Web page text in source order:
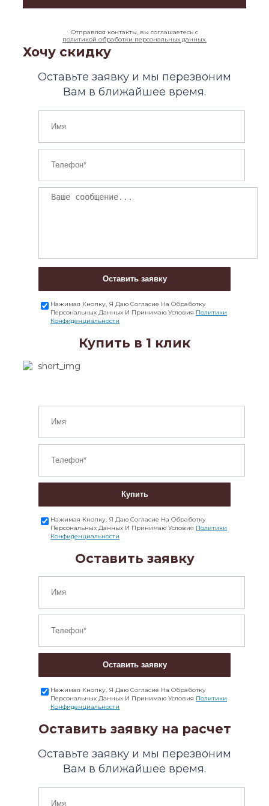
Отправляя контакты, вы соглашаетесь с
политикой обработки персональных данных.
Хочу скидку
Оставьте заявку и мы перезвоним
Вам в ближайшее время.
Оставить заявку
Нажимая Кнопку, Я Даю Согласие На Обработку
Персональных Данных И Принимаю Условия Политики
Конфиденциальности
Купить в 1 клик
Купить
Нажимая Кнопку, Я Даю Согласие На Обработку
Персональных Данных И Принимаю Условия Политики
Конфиденциальности
Оставить заявку
Оставить заявку
Нажимая Кнопку, Я Даю Согласие На Обработку
Персональных Данных И Принимаю Условия Политики
Конфиденциальности
Оставить заявку на расчет
Оставьте заявку и мы перезвоним
Вам в ближайшее время.